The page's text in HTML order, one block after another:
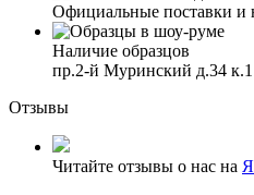
Официальные поставки и
Наличие образцов
пр.2-й Муринский д.34
Отзывы
Читайте отзывы о нас на